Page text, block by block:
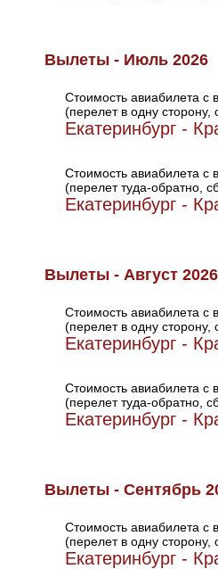
Вылеты - Июль 2026
Стоимость авиабилета
(перелет в одну
Екатеринбург -
Стоимость авиабилета
(перелет туда-обратно,
Екатеринбург -
Вылеты - Август 2026
Стоимость авиабилета с
(перелет в одну
Екатеринбург -
Стоимость авиабилета с
(перелет туда-обратно,
Екатеринбург -
Вылеты - Сентябрь
Стоимость авиабилета с
(перелет в одну
Екатеринбург -